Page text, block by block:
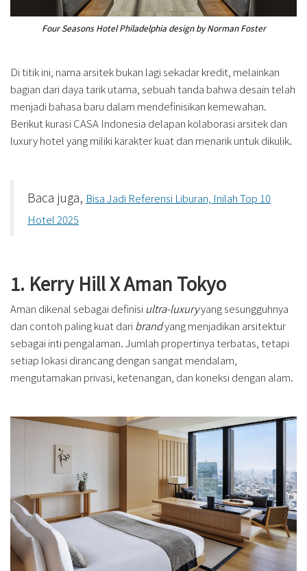
Four Seasons Hotel Philadelphia design by Norman Foster
Di titik ini, nama arsitek bukan lagi sekadar kredit, melainkan
bagian dari daya tarik utama, sebuah tanda bahwa desain telah
menjadi bahasa baru dalam mendefinisikan kemewahan.
Berikut kurasi CASA Indonesia delapan kolaborasi arsitek dan
luxury hotel yang miliki karakter kuat dan menarik untuk dikulik.
Baca juga, Bisa Jadi Referensi Liburan, Inilah Top 10
Hotel 2025
1. Kerry Hill X Aman Tokyo
Aman dikenal sebagai definisi ultra-luxuryyang sesungguhnya
dan contoh paling kuat dari brandyang menjadikan arsitektur
sebagai inti pengalaman. Jumlah propertinya terbatas, tetapi
setiap lokasi dirancang dengan sangat mendalam,
mengutamakan privasi, ketenangan, dan koneksi dengan alam.